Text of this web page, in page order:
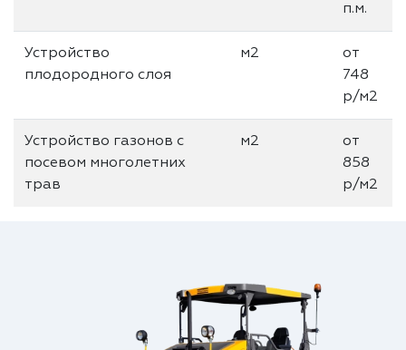
п.м.
Устройство
плодородного слоя
м2
от
748
р/м2
Устройство газонов с
посевом многолетних
трав
м2
от
858
р/м2